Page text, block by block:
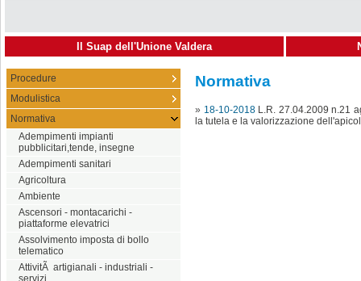
Il Suap dell'Unione Valdera
Procedure
Modulistica
Normativa
Adempimenti impianti
pubblicitari,tende, insegne
Adempimenti sanitari
Agricoltura
Ambiente
Ascensori - montacarichi -
piattaforme elevatrici
Assolvimento imposta di bollo
telematico
AttivitÃ artigianali - industriali -
servizi
Normativa
» 18-10-2018 L.R. 27.04.2009 n.21
la tutela e la valorizzazione